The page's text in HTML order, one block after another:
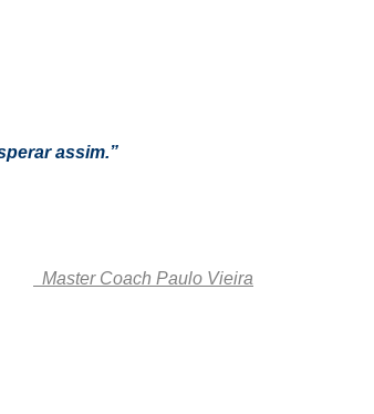
assim.”
Master Coach Paulo Vieira